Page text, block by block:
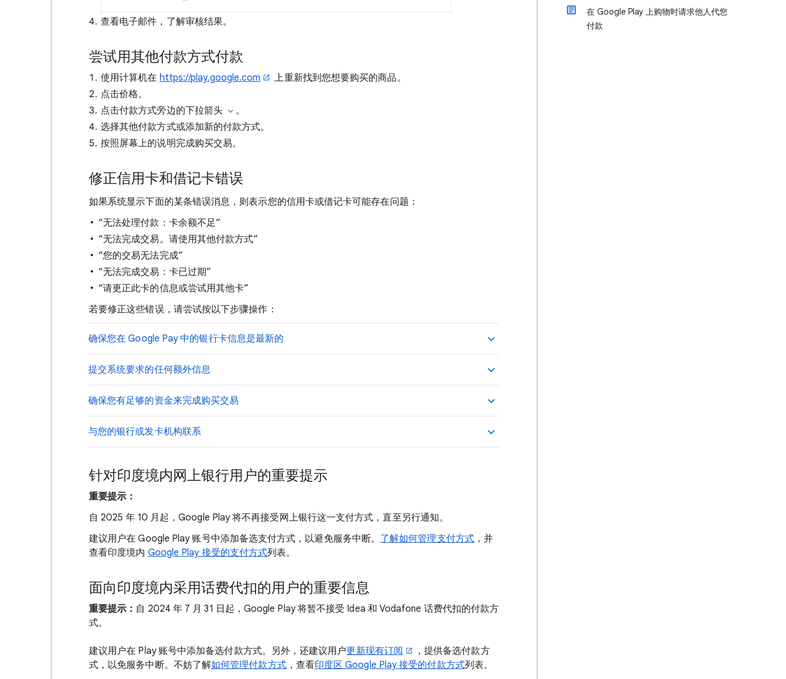
查看电子邮件，了解审核结果。
尝试用其他付款方式付款
使用计算机在 https://play.google.com
上重新找到您想要购买的商品。
点击价格。
点击付款方式旁边的下拉箭头
。
选择其他付款方式或添加新的付款方式。
按照屏幕上的说明完成购买交易。
修正信用卡和借记卡错误
如果系统显示下面的某条错误消息，则表示您的信用卡或借记卡可能存在问题：
“无法处理付款：卡余额不足”
“无法完成交易。请使用其他付款方式”
“您的交易无法完成”
“无法完成交易：卡已过期”
“请更正此卡的信息或尝试用其他卡”
若要修正这些错误，请尝试按以下步骤操作：
确保您在 Google Pay 中的银行卡信息是最新的
提交系统要求的任何额外信息
确保您有足够的资金来完成购买交易
与您的银行或发卡机构联系
针对印度境内网上银行用户的重要提示
重要提示：
自 2025 年 10 月起，Google Play 将不再接受网上银行这一支付方式，直至另行通知。
建议用户在 Google Play 账号中添加备选支付方式，以避免服务中断。 了解如何管理支付方式，并
查看印度境内 Google Play 接受的支付方式列表。
面向印度境内采用话费代扣的用户的重要信息
重要提示： 自 2024 年 7 月 31 日起，Google Play 将暂不接受 Idea 和 Vodafone 话费代扣的付款方
式。
建议用户在 Play 账号中添加备选付款方式。另外，还建议用户更新现有订阅
，提供备选付款方
式，以免服务中断。不妨了解如何管理付款方式，查看印度区 Google Play 接受的付款方式列表。
在 Google Play 上购物时请求他人代您
付款